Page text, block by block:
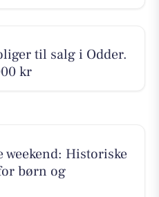
til salg i Odder.
kr
weekend: Historiske
børn og